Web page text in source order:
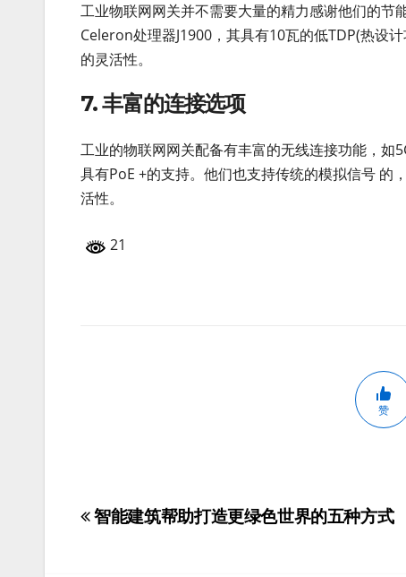
工业物联网网关并不需要大量的精力感谢他们的
Celeron处理器J1900，其具有10瓦的低TDP(热设
的灵活性。
7. 丰富的连接选项
工业的物联网网关配备有丰富的无线连接功能，如
具有PoE +的支持。他们也支持传统的模拟信号 的
活性。
21
赞
文
智能建筑帮助打造更绿色世界的五种方式